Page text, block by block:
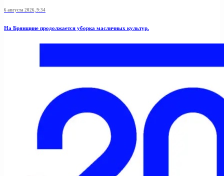
6 августа 2026, 9:34
На Брянщине продолжается уборка масличных культур.